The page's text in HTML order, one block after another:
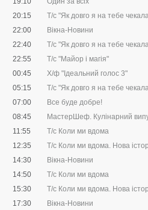
20:15
Т/с "Як довго я на тебе
22:00
Вікна-Новини
22:40
Т/с "Як довго я на тебе
22:55
Т/с "Майор і магія"
00:45
Х/ф "Ідеальний голос 3"
05:15
Т/с "Як довго я на тебе
07:00
Все буде добре!
08:45
МастерШеф. Кулінарний
11:55
Т/с Коли ми вдома
12:35
Т/с Коли ми вдома. Нова
14:30
Вікна-Новини
14:50
Т/с Коли ми вдома
15:30
Т/с Коли ми вдома. Нова
17:30
Вікна-Новини